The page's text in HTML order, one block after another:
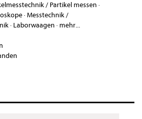
/ Partikel messen ·
·Messtechnik /
· Laborwaagen · mehr...